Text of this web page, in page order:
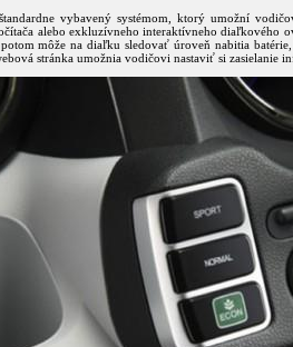
vybavený systémom, ktorý umožní
alebo exkluzívneho interaktívneho diaľkového
môže na diaľku sledovať úroveň nabitia
stránka umožnia vodičovi nastaviť si zasielanie